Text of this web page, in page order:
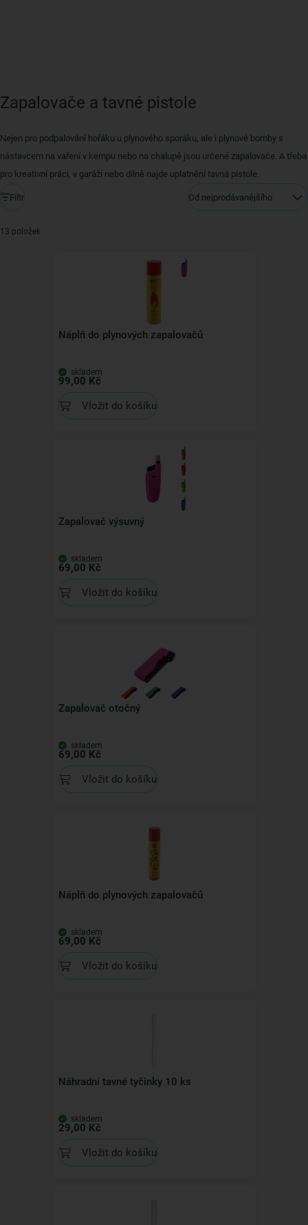
Zapalovače a tavné pistole
Nejen pro podpalování hořáku u plynového sporáku, ale i plynové bomby s
nástavcem na vaření v kempu nebo na chalupě jsou určené zapalovače. A třeba
pro kreativní práci, v garáži nebo dílně najde uplatnění tavná pistole.
Filtr Od nejprodávanějšího
13 položek
Náplň do plynových zapalovačů
skladem
99,00 Kč
Vložit do košíku
Zapalovač výsuvný
skladem
69,00 Kč
Vložit do košíku
Zapalovač otočný
skladem
69,00 Kč
Vložit do košíku
Náplň do plynových zapalovačů
skladem
69,00 Kč
Vložit do košíku
Náhradní tavné tyčinky 10 ks
skladem
29,00 Kč
Vložit do košíku